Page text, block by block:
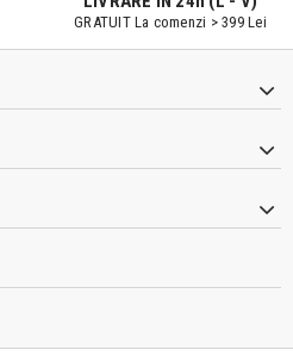
GRATUIT La comenzi > 399 Lei